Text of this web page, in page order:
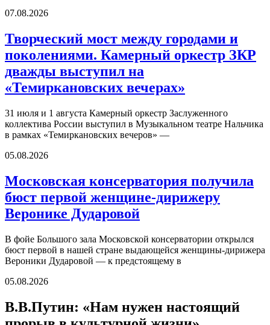
07.08.2026
Творческий мост между городами и
поколениями. Камерный оркестр ЗКР
дважды выступил на
«Темиркановских вечерах»
31 июля и 1 августа Камерный оркестр Заслуженного
коллектива России выступил в Музыкальном театре Нальчика
в рамках «Темиркановских вечеров» —
05.08.2026
Московская консерватория получила
бюст первой женщине-дирижеру
Веронике Дударовой
В фойе Большого зала Московской консерватории открылся
бюст первой в нашей стране выдающейся женщины-дирижера
Вероники Дударовой — к предстоящему в
05.08.2026
В.В.Путин: «Нам нужен настоящий